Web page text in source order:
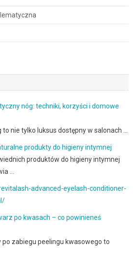
nóg: techniki, korzyści i domowe
nie tylko luksus dostępny w salonach …
produkty do higieny intymnej
produktów do higieny intymnej
…
advanced-eyelash-conditioner-
po kwasach – co powinieneś
po zabiegu peelingu kwasowego to